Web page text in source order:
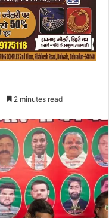
2 minutes read